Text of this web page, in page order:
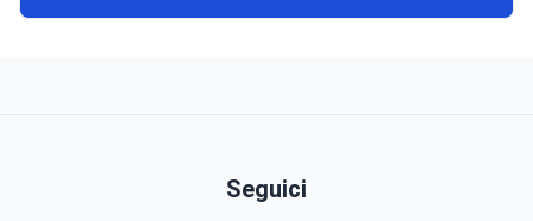
Seguici